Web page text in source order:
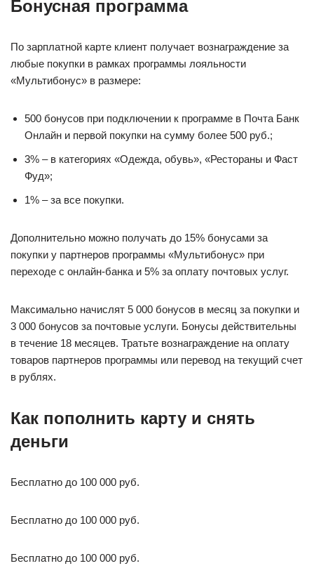
Бонусная программа
По зарплатной карте клиент получает вознаграждение за
любые покупки в рамках программы лояльности
«Мультибонус» в размере:
500 бонусов при подключении к программе в Почта Банк
Онлайн и первой покупки на сумму более 500 руб.;
3% – в категориях «Одежда, обувь», «Рестораны и Фаст
Фуд»;
1% – за все покупки.
Дополнительно можно получать до 15% бонусами за
покупки у партнеров программы «Мультибонус» при
переходе с онлайн-банка и 5% за оплату почтовых услуг.
Максимально начислят 5 000 бонусов в месяц за покупки и
3 000 бонусов за почтовые услуги. Бонусы действительны
в течение 18 месяцев. Тратьте вознаграждение на оплату
товаров партнеров программы или перевод на текущий счет
в рублях.
Как пополнить карту и снять
деньги
Бесплатно до 100 000 руб.
Бесплатно до 100 000 руб.
Бесплатно до 100 000 руб.